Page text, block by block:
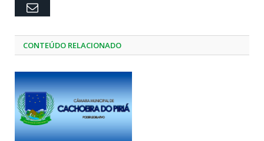
Email
CONTEÚDO RELACIONADO